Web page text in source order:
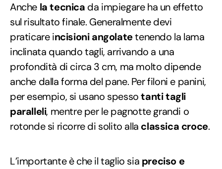
Anche la tecnica da impiegare ha un effetto
sul risultato finale. Generalmente devi
praticare incisioni angolatetenendo la lama
inclinata quando tagli, arrivando a una
profondità di circa 3 cm, ma molto dipende
anche dalla forma del pane. Per filoni e panini,
per esempio, si usano spessotanti tagli
paralleli, mentre per le pagnotte grandi o
rotonde si ricorre di solito alla classica croce.
L’importante è che il taglio sia preciso e